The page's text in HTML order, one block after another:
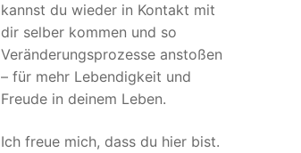
kannst du wieder in Kontakt mit
dir selber kommen und so
Veränderungsprozesse anstoßen
– für mehr Lebendigkeit und
Freude in deinem Leben.
Ich freue mich, dass du hier bist.